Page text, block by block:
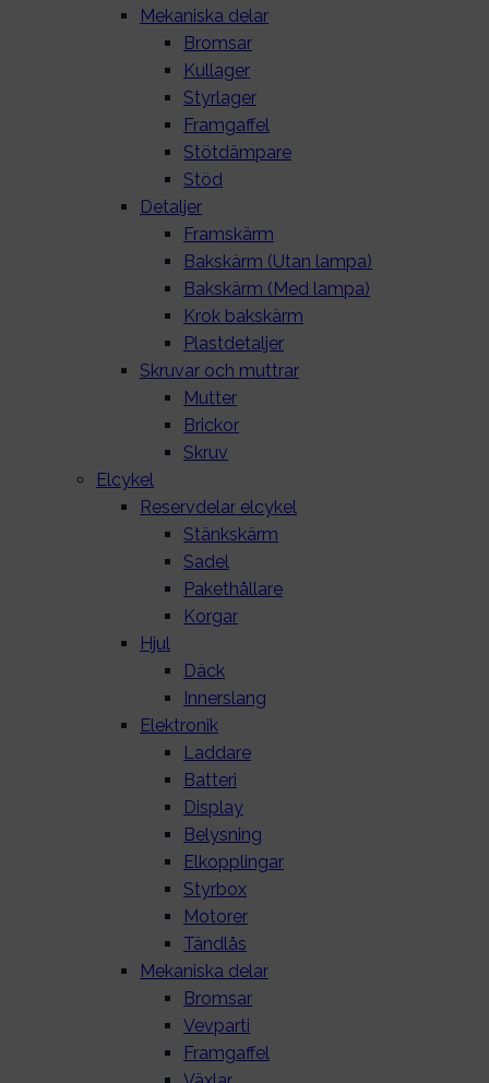
Mekaniska delar
Bromsar
Kullager
Styrlager
Framgaffel
Stötdämpare
Stöd
Detaljer
Framskärm
Bakskärm (Utan lampa)
Bakskärm (Med lampa)
Krok bakskärm
Plastdetaljer
Skruvar och muttrar
Mutter
Brickor
Skruv
Elcykel
Reservdelar elcykel
Stänkskärm
Sadel
Pakethållare
Korgar
Hjul
Däck
Innerslang
Elektronik
Laddare
Batteri
Display
Belysning
Elkopplingar
Styrbox
Motorer
Tändlås
Mekaniska delar
Bromsar
Vevparti
Framgaffel